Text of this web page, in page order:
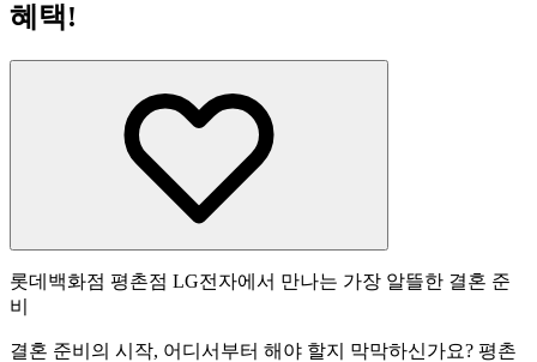
혜택!
롯데백화점 평촌점 LG전자에서 만나는 가장 알뜰한 결혼 준
비
결혼 준비의 시작, 어디서부터 해야 할지 막막하신가요? 평촌